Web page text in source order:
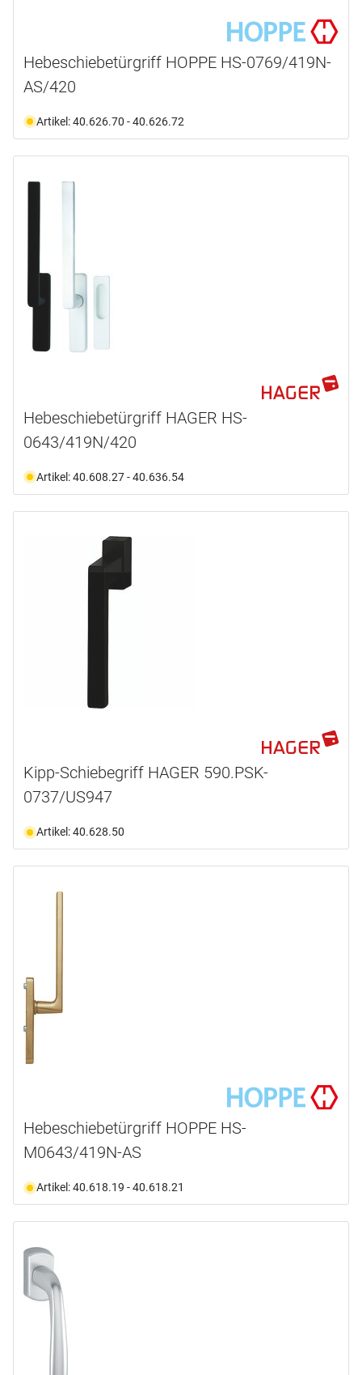
Hebeschiebetürgriff HOPPE HS-0769/419N-
AS/420
Artikel: 40.626.70 - 40.626.72
Hebeschiebetürgriff HAGER HS-
0643/419N/420
Artikel: 40.608.27 - 40.636.54
Kipp-Schiebegriff HAGER 590.PSK-
0737/US947
Artikel: 40.628.50
Hebeschiebetürgriff HOPPE HS-
M0643/419N-AS
Artikel: 40.618.19 - 40.618.21